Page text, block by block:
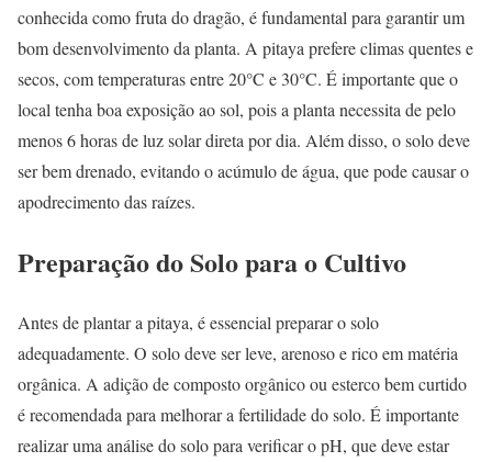
conhecida como fruta do dragão, é fundamental para garantir um
bom desenvolvimento da planta. A pitaya prefere climas quentes e
secos, com temperaturas entre 20°C e 30°C. É importante que o
local tenha boa exposição ao sol, pois a planta necessita de pelo
menos 6 horas de luz solar direta por dia. Além disso, o solo deve
ser bem drenado, evitando o acúmulo de água, que pode causar o
apodrecimento das raízes.
Preparação do Solo para o Cultivo
Antes de plantar a pitaya, é essencial preparar o solo
adequadamente. O solo deve ser leve, arenoso e rico em matéria
orgânica. A adição de composto orgânico ou esterco bem curtido
é recomendada para melhorar a fertilidade do solo. É importante
realizar uma análise do solo para verificar o pH, que deve estar